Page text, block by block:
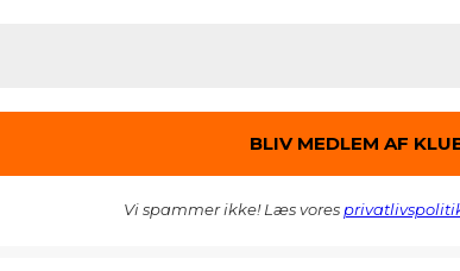
Vi spammer ikke! Læs vores